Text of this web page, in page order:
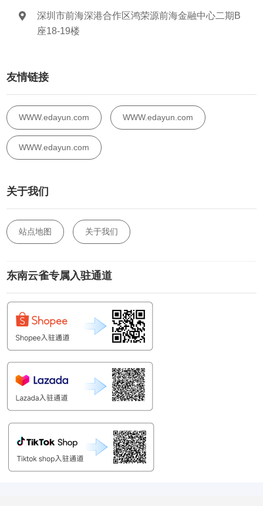
深圳市前海深港合作区鸿荣源前海金融中心二期B
座18-19楼
友情链接
WWW.edayun.com WWW.edayun.com
WWW.edayun.com
关于我们
站点地图 关于我们
东南云雀专属入驻通道